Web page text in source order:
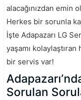
alacağınızdan emin
Herkes bir sorunla
İşte Adapazarı LG
yaşamı
bir servis var!
Sorulan